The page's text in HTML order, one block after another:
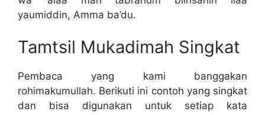
yaumiddin, Amma ba’du.
Tamtsil Mukadimah Singkat
Pembaca yang kami banggakan
rohimakumullah. Berikuti ini contoh yang singkat
dan bisa digunakan untuk setiap kata